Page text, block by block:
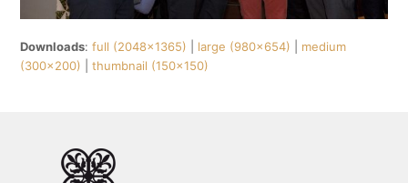
Downloads:full (2048x1365) large (980x654)
medium
(300x200) |thumbnail (150x150)